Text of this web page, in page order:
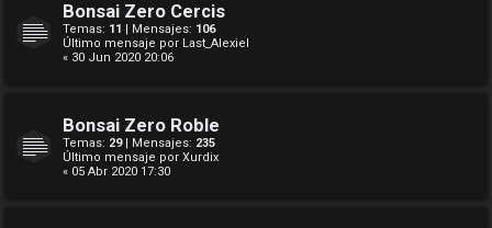
Bonsai Zero Cercis
Temas: 11 | Mensajes: 106
Último mensaje por Last_Alexiel
« 30 Jun 2020 20:06
Bonsai Zero Roble
Temas: 29| Mensajes: 235
Último mensaje por Xurdix
« 05 Abr 2020 17:30